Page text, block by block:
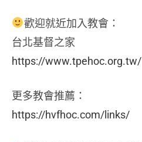
歡迎就近加入教會：
台北基督之家
https://www.tpehoc.org.tw/
更多教會推薦：
https://hvfhoc.com/links/